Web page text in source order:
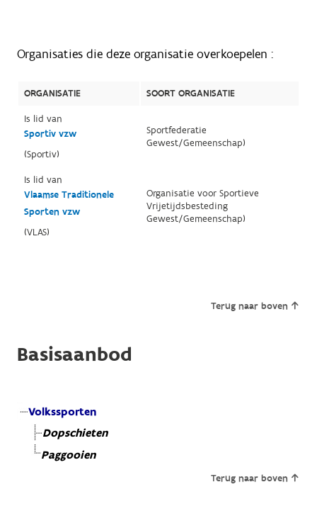
Organisaties die deze organisatie overkoepelen :
ORGANISATIE
SOORT ORGANISATIE
Is lid van
Sportiv vzw
(Sportiv)
Sportfederatie
Gewest/Gemeenschap)
Is lid van
Vlaamse Traditionele
Sporten vzw
(VLAS)
Organisatie voor Sportieve
Vrijetijdsbesteding
Gewest/Gemeenschap)
Terug naar boven
Basisaanbod
Volkssporten
Dopschieten
Paggooien
Terug naar boven